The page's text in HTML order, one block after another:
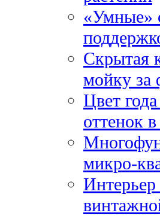
«Умные»
Скрытая
мойку за
Цвет
оттенок
микро-